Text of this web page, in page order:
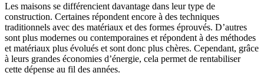
Les maisons se différencient davantage dans leur type de
construction. Certaines répondent encore à des techniques
traditionnels avec des matériaux et des formes éprouvés. D’autres
sont plus modernes ou contemporaines et répondent à des méthodes
et matériaux plus évolués et sont donc plus chères. Cependant, grâce
à leurs grandes économies d’énergie, cela permet de rentabiliser
cette dépense au fil des années.